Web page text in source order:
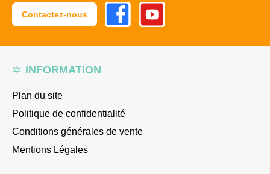
INFORMATION
Plan du site
Politique de confidentialité
Conditions générales de vente
Mentions Légales
Contactez-nous
FacebookYoutube